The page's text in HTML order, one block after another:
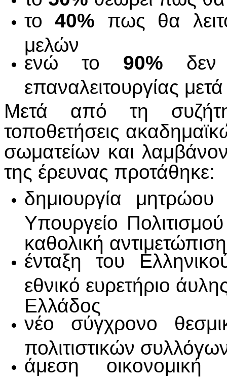
το40% πως θα
μελών
ενώ το 90% δεν
επαναλειτουργίας
Μετά από τη
τοποθετήσεις
σωματείων και
της έρευνας προτάθηκε:
δημιουργία μητρώου
Υπουργείο
καθολική
ένταξη του
εθνικό ευρετήριο
Ελλάδος
νέο σύγχρονο
πολιτιστικών
άμεση οικονομική